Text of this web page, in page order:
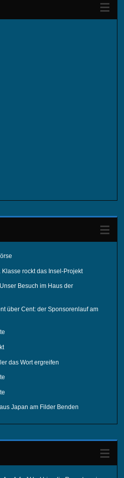
rockt das Insel-Projekt
Besuch im Haus der
über Cent: der Sponsorenlauf am
das Wort ergreifen
Japan am Filder Benden